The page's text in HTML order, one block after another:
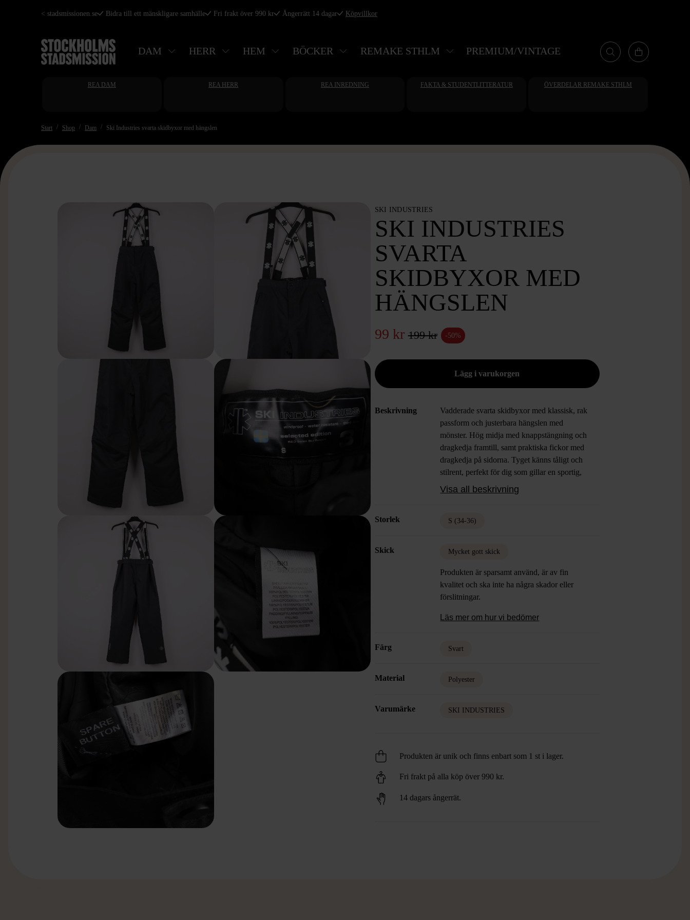
Hoppa
huvudinnehåll
< stadsmissionen.se Bidra till ett mänskligare samhälle Fri frakt över 990 kr Ångerrätt 14 dagar Köpvillkor
DAM HERR HEM BÖCKER REMAKE STHLM PREMIUM/VINTAGE
REA DAM REA HERR REA INREDNING FAKTA & STUDENTLITTERATUR ÖVERDELAR REMAKE STHLM
Start Shop Dam Ski Industries svarta skidbyxor med hängslen
SKI INDUSTRIES
SKI INDUSTRIES
SVARTA
SKIDBYXOR MED
HÄNGSLEN
99 kr 199 kr -50%
Beskrivning
Vadderade svarta skidbyxor med klassisk, rak
passform och justerbara hängslen med
mönster. Hög midja med knappstängning och
dragkedja framtill, samt praktiska fickor med
dragkedja på sidorna. Tyget känns tåligt och
stilrent, perfekt för dig som gillar en sportig,
clean look. Reflexlogo och detaljer för extra
synlighet när du är ute i skidbacken.
Visa all beskrivning
Storlek S (34-36)
Skick Mycket gott skick
Produkten är sparsamt använd, är av fin
kvalitet och ska inte ha några skador eller
förslitningar.
Läs mer om hur vi bedömer
Färg Svart
Material Polyester
Varumärke SKI INDUSTRIES
Produkten är unik och finns enbart som 1 st i lager.
Fri frakt på alla köp över 990 kr.
14 dagars ångerrät.